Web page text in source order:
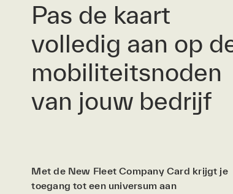
Pas de kaart
volledig aan op
mobiliteitsnoden
van jouw bedrijf
Met de New Fleet Company Card krijgt je
toegang tot een universum aan